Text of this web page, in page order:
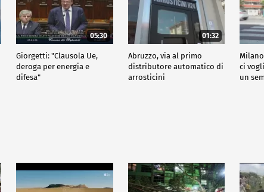
05:30
Giorgetti: "Clausola Ue,
deroga per energia e
difesa"
01:32
Abruzzo, via al primo
distributore automatico di
arrosticini
ci
un